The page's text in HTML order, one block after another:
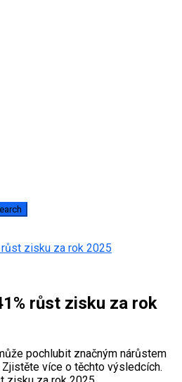
zisku za rok 2025
růst zisku za rok
pochlubit značným nárůstem
více o těchto výsledcích.